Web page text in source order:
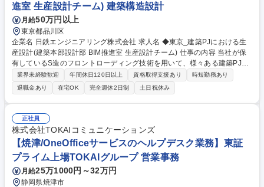
進室 生産設計チーム) 建築構造設計
月給50万円以上
東京都品川区
企業名 日鉄エンジニアリング株式会社 求人名 ◆東京_建築PJにおける生
産設計(建築本部設計部 BIM推進室 生産設計チーム) 仕事の内容 当社が保
有しているS造のフロントローディング技術を用いて、様々ある建築PJの
生産設計をご担当頂きます。施工管理の知見を活かしながら設計支援、実
施設計図作成から図面支給も含めた工作図・工作管理業務を 遂行し、設
計・施工の橋渡しとしてプロジェクトの円滑推進に大きく貢献出来ます。
具体的には以下の業務を担当いただきます。 ■生産設計業務の推進（実施
設計図・工作図管理を中心としたフロントローディング業務）におけるチ
ームリーダーの補助 ■基盤整備業務（Revit、各種プログラムを用いた作図
の自動化等）の遂行 募集職種 ◆東京_建築PJにおける生産設計(建築本部
設計部 BIM推進室 生産設計チーム)
業界未経験歓迎 年間休日120日以上 資格取得支援あり
時短勤務あり
退職金あり
在宅OK 完全週休2日制 土日祝休み
正社員
株式会社TOKAIコミュニケーションズ
【焼津/OneOfficeサービスのヘルプデスク業務】東証
プライム上場TOKAIグループ 営業事務
月給25万1000円～32万円
静岡県焼津市